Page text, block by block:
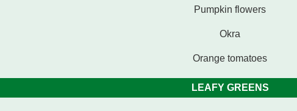
Pumpkin flowers
Okra
Orange tomatoes
LEAFY GREENS